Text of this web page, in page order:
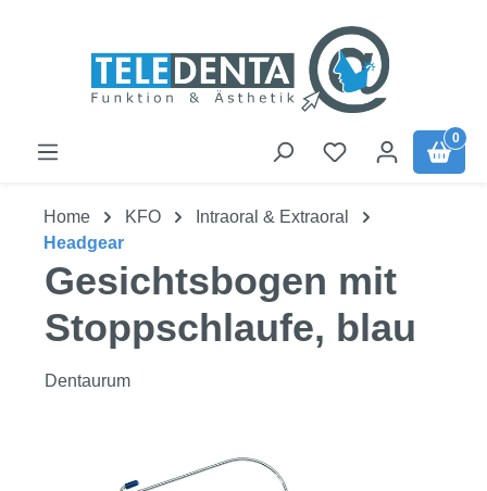
0
Home KFO
Intraoral & Extraoral
Headgear
Gesichtsbogen mit
Stoppschlaufe, blau
Dentaurum